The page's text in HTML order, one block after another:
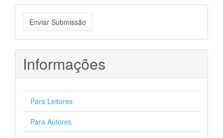
Enviar
Submissão
Enviar Submissão
Informações
Para Leitores
Para Autores